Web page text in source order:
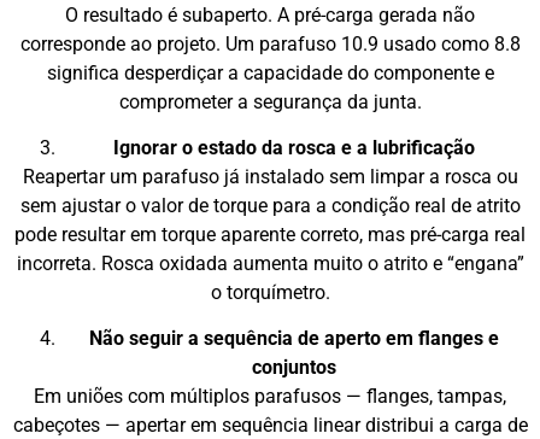
O resultado é subaperto. A pré-carga gerada não
corresponde ao projeto. Um parafuso 10.9 usado como 8.8
significa desperdiçar a capacidade do componente e
comprometer a segurança da junta.
Ignorar o estado da rosca e a lubrificação
Reapertar um parafuso já instalado sem limpar a rosca ou
sem ajustar o valor de torque para a condição real de atrito
pode resultar em torque aparente correto, mas pré-carga real
incorreta. Rosca oxidada aumenta muito o atrito e “engana”
o torquímetro.
Não seguir a sequência de aperto em flanges e
conjuntos
Em uniões com múltiplos parafusos — flanges, tampas,
cabeçotes — apertar em sequência linear distribui a carga de